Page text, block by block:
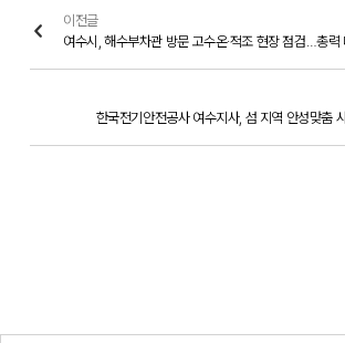
이전글
여수시, 해수부차관 방문 고수온·적조 현장 점검…총력
한국전기안전공사 여수지사, 섬 지역 안성맞춤